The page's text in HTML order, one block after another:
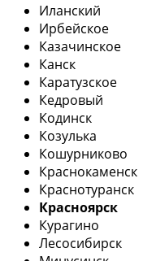
Иланский
Ирбейское
Казачинское
Канск
Каратузское
Кедровый
Кодинск
Козулька
Кошурниково
Краснокаменск
Краснотуранск
Красноярск
Курагино
Лесосибирск